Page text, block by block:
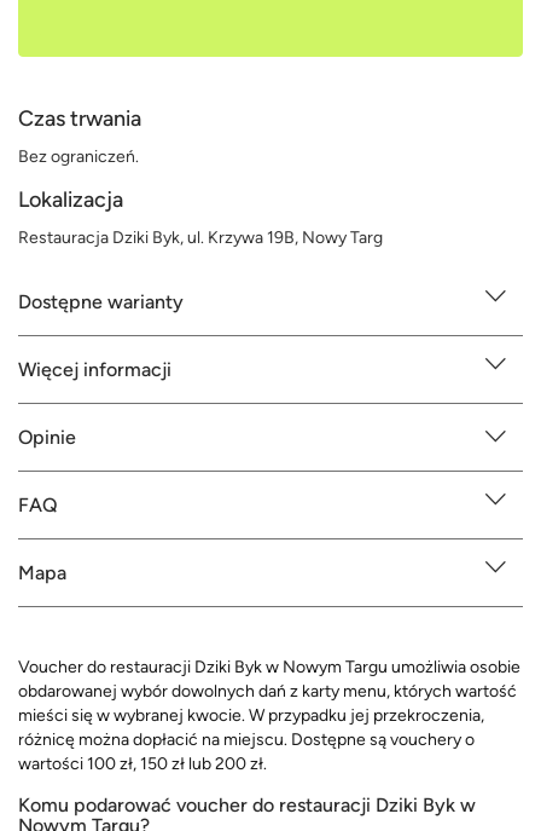
Czas trwania
Bez ograniczeń.
Lokalizacja
Restauracja Dziki Byk, ul. Krzywa 19B, Nowy Targ
Dostępne warianty
Więcej informacji
Opinie
FAQ
Mapa
Voucher do restauracji Dziki Byk w Nowym Targu umożliwia osobie
obdarowanej wybór dowolnych dań z karty menu, których wartość
mieści się w wybranej kwocie. W przypadku jej przekroczenia,
różnicę można dopłacić na miejscu. Dostępne są vouchery o
wartości 100 zł, 150 zł lub 200 zł.
Komu podarować voucher do restauracji Dziki Byk w
Nowym Targu?